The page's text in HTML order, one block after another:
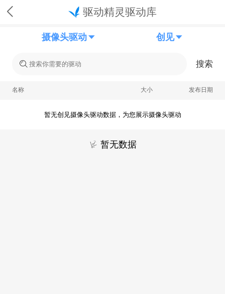
驱动精灵驱动库
摄像头驱动 创见
搜索
名称 大小 发布日期
暂无创见摄像头驱动数据，为您展示摄像头驱动
暂无数据